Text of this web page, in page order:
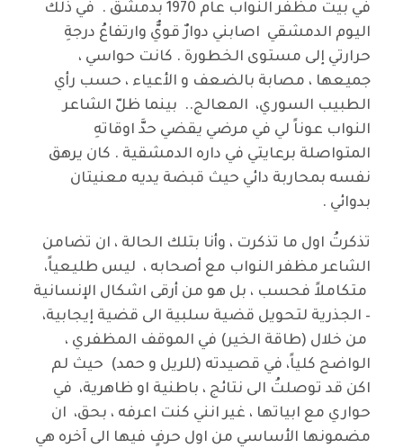
في بيت مظفر النواب عام 1970 بدمشق . في ذلك
اليوم الدمشقي اصابني دوارٌ قويٌّ وارتفاعُ درجةِ
حرارتي إلى مستوى الخطورة . كانت حواسي ،
جميعها ، مصابة بالضعف و الأعياء ، حسب رأي
الطبيب السوري، المعالج.. بينما ظلّ الشاعر
النواب عوناً لي في مرضي يقضي حدَّ اوقاتهِ
المتواصلة برعايتي في داره الدمشقية . كان يرهق
نفسه بمحاربة دائي حيث قبضة يديه معنيتان
بدوائي .
تذكرتُ اول ما تذكرت ، وأنا بتلك الحالة ، ان تضامن
الشاعر مظفر النواب مع أصحابه ، ليس طليعياً،
متكاملاً فحسب ، بل هو من أرقى اشكال الإنسانية
– الجذرية لتحويل قضية سلبية الى قضية إيجابية،
من خلال (طاقة الخير) في الموقف المظفري ،
الواضح كلياً، في قصيدته (للريل و حمد) حيث لم
اكن قد توصلتُ الى نتائج ، باطنية او ظاهرية، في
حواري مع ابياتها ، غير انني كنت اعرفه ، بحق، ان
مضمونها الأساسي من اول حرفٍ فيها الى آخره هي